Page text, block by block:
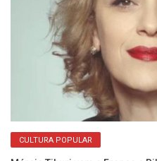
CULTURA POPULAR